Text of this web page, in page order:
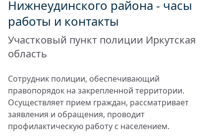
Нижнеудинского района - часы
работы и контакты
Участковый пункт полиции Иркутская
область
Сотрудник полиции, обеспечивающий
правопорядок на закрепленной территории.
Осуществляет прием граждан, рассматривает
заявления и обращения, проводит
профилактическую работу с населением.